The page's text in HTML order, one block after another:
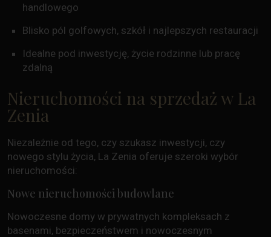
handlowego
Blisko pól golfowych, szkół i najlepszych restauracji
Idealne pod inwestycję, życie rodzinne lub pracę
zdalną
Nieruchomości na sprzedaż w La
Zenia
Niezależnie od tego, czy szukasz inwestycji, czy
nowego stylu życia, La Zenia oferuje szeroki wybór
nieruchomości:
Nowe nieruchomości budowlane
Nowoczesne domy w prywatnych kompleksach z
basenami, bezpieczeństwem i nowoczesnym